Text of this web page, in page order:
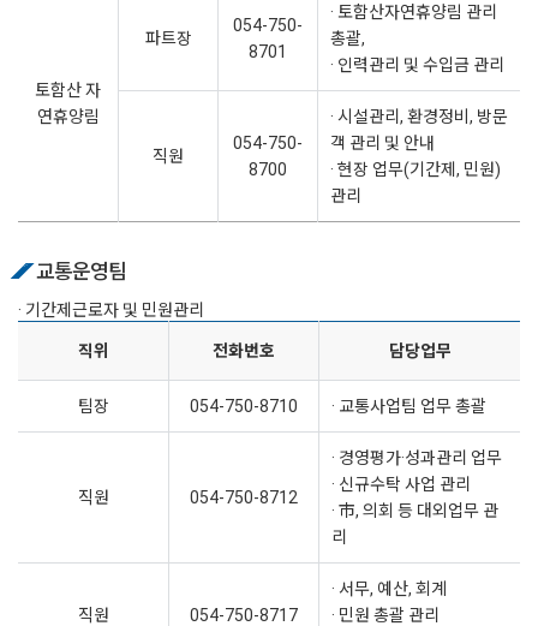
토함산 자
연휴양림
파트장
054-750-
8701
· 토함산자연휴양림 관리
총괄,
· 인력관리 및 수입금 관리
직원
054-750-
8700
· 시설관리, 환경정비, 방문
객 관리 및 안내
· 현장 업무(기간제, 민원)
관리
교통운영팀
· 기간제근로자 및 민원관리
직위 전화번호 담당업무
팀장 054-750-8710 · 교통사업팀 업무 총괄
직원 054-750-8712
· 경영평가·성과관리 업무
· 신규수탁 사업 관리
· 市, 의회 등 대외업무 관
리
직원 054-750-8717
· 서무, 예산, 회계
· 민원 총괄 관리